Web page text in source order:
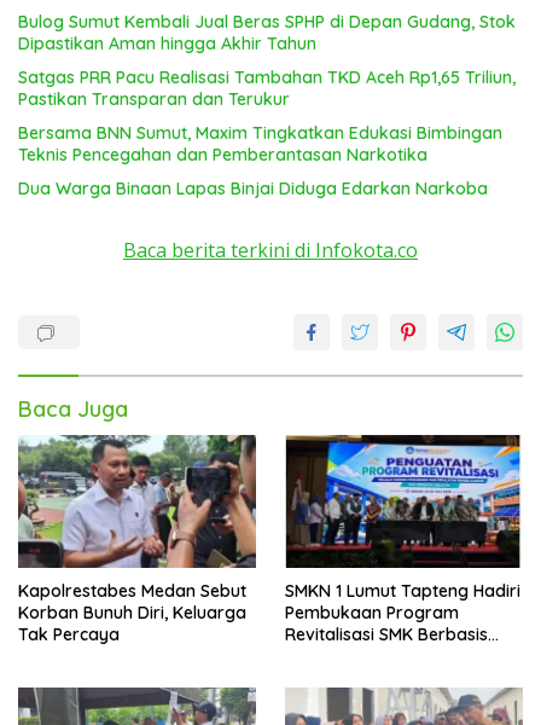
Bulog Sumut Kembali Jual Beras SPHP di Depan Gudang, Stok
Dipastikan Aman hingga Akhir Tahun
Satgas PRR Pacu Realisasi Tambahan TKD Aceh Rp1,65 Triliun,
Pastikan Transparan dan Terukur
Bersama BNN Sumut, Maxim Tingkatkan Edukasi Bimbingan
Teknis Pencegahan dan Pemberantasan Narkotika
Dua Warga Binaan Lapas Binjai Diduga Edarkan Narkoba
Baca berita terkini di Infokota.co
Baca Juga
Kapolrestabes Medan Sebut
Korban Bunuh Diri, Keluarga
Tak Percaya
SMKN 1 Lumut Tapteng Hadiri
Pembukaan Program
Revitalisasi SMK Berbasis